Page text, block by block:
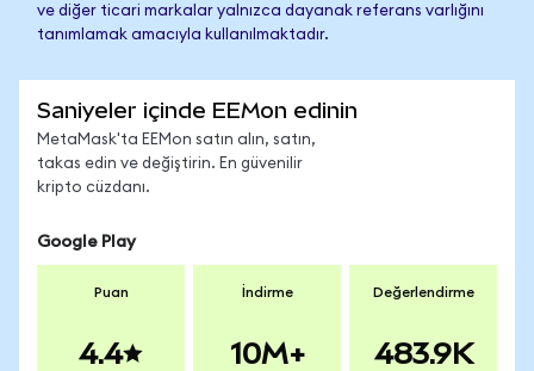
ve diğer ticari markalar yalnızca dayanak referans varlığını
tanımlamak amacıyla kullanılmaktadır.
Saniyeler içinde EEMon edinin
MetaMask'ta EEMon satın alın, satın,
takas edin ve değiştirin. En güvenilir
kripto cüzdanı.
Google Play
Puan
4.4
İndirme
10M+
Değerlendirme
483.9K